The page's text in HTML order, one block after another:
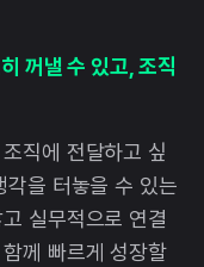
꺼낼 수 있고, 조직
직에 전달하고 싶
을 터놓을 수 있는
실무적으로 연결
께 빠르게 성장할